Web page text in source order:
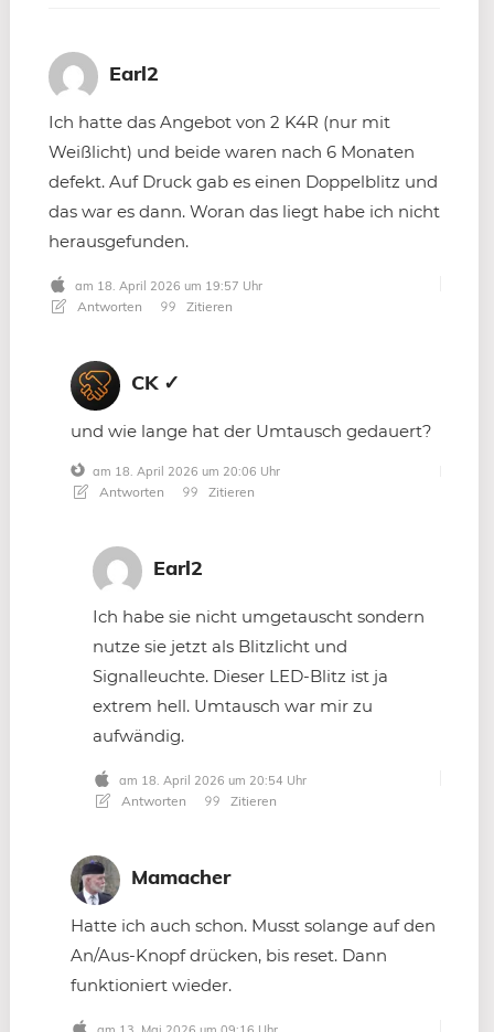
Earl2
Ich hatte das Angebot von 2 K4R (nur mit
Weißlicht) und beide waren nach 6 Monaten
defekt. Auf Druck gab es einen Doppelblitz und
das war es dann. Woran das liegt habe ich nicht
herausgefunden.
am 18. April 2026 um 19:57 Uhr
Antworten Zitieren
CK ✓
und wie lange hat der Umtausch gedauert?
am 18. April 2026 um 20:06 Uhr
Antworten Zitieren
Earl2
Ich habe sie nicht umgetauscht sondern
nutze sie jetzt als Blitzlicht und
Signalleuchte. Dieser LED-Blitz ist ja
extrem hell. Umtausch war mir zu
aufwändig.
am 18. April 2026 um 20:54 Uhr
Antworten Zitieren
Mamacher
Hatte ich auch schon. Musst solange auf den
An/Aus-Knopf drücken, bis reset. Dann
funktioniert wieder.